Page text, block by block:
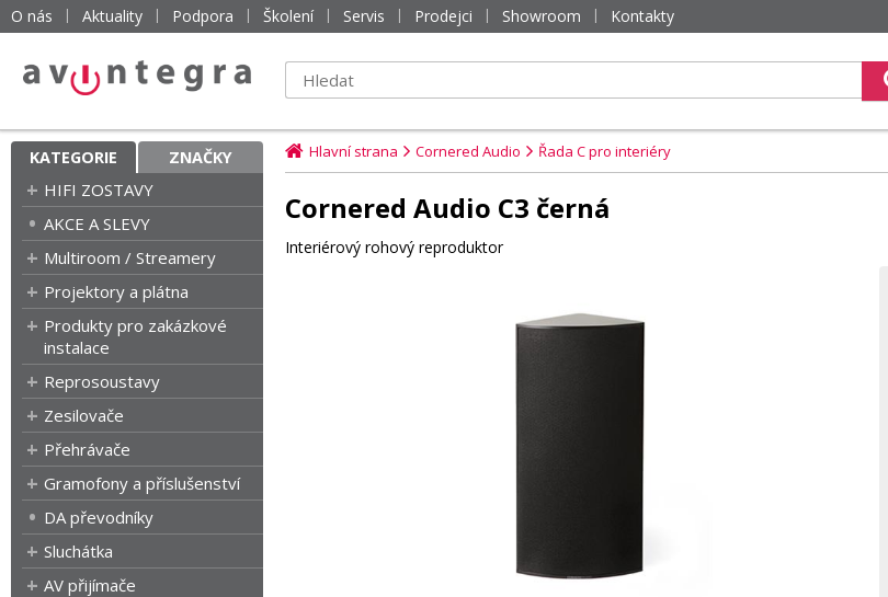
O nás Aktuality Podpora Školení Servis Prodejci Showroom Kontakty
KATEGORIE ZNAČKY
HIFI ZOSTAVY
AKCE A SLEVY
Multiroom / Streamery
Projektory a plátna
Produkty pro zakázkové
instalace
Reprosoustavy
Zesilovače
Přehrávače
Gramofony a příslušenství
DA převodníky
Sluchátka
AV přijímače
Hlavní strana Cornered Audio Řada C pro interiéry
Cornered Audio C3 černá
Interiérový rohový reproduktor